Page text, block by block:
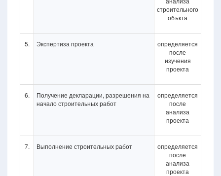
строительного
объкта
5. Экспертиза проекта
определяется
после
изучения
проекта
6.
Получение декларации, разрешения на
начало строительных работ
определяется
после
анализа
проекта
7. Выполнение строительных работ
определяется
после
анализа
проекта